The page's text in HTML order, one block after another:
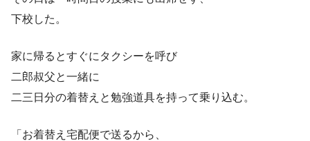
下校した。
家に帰るとすぐにタクシーを呼び
二郎叔父と一緒に
二三日分の着替えと勉強道具を持って乗り込む。
「お着替え宅配便で送るから、